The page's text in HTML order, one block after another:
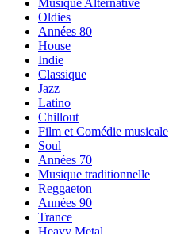
Musique Alternative
Oldies
Années 80
House
Indie
Classique
Jazz
Latino
Chillout
Film et Comédie musicale
Soul
Années 70
Musique traditionnelle
Reggaeton
Années 90
Trance